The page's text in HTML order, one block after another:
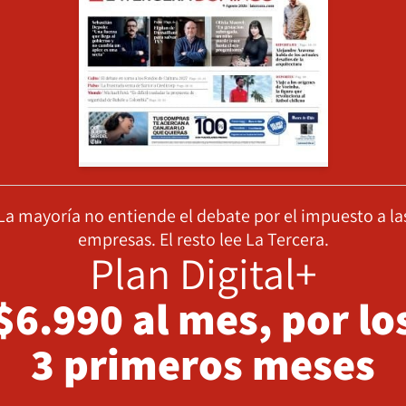
mayoría no entiende el debate por el impuesto a
empresas. El resto lee La Tercera.
Plan Digital+
al mes, por
3 primeros meses